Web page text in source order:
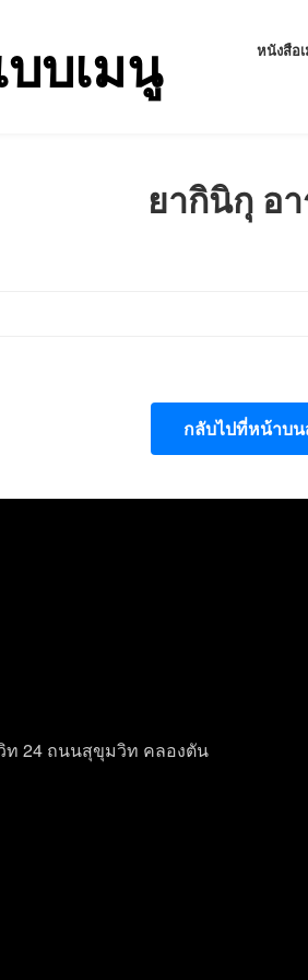
บเมนู หนังสือ
ยากินิกุ อ
กลับไปที่หน้าบ
ท 24 ถนนสุขุมวิท คลองตัน